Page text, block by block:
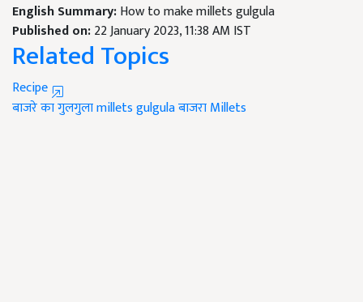
English Summary:How to make millets gulgula
Published on:22 January 2023, 11:38 AM IST
Related Topics
Recipe
बाजरे का गुलगुलाmillets gulgulaबाजराMillets